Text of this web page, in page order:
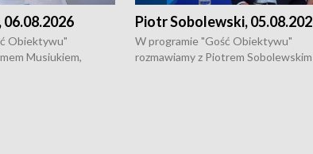
Obiektywu"
Musiukiem,
Piotr Sobolewski,
W programie "Gość Obiektywu"
rozmawiamy z Piotrem